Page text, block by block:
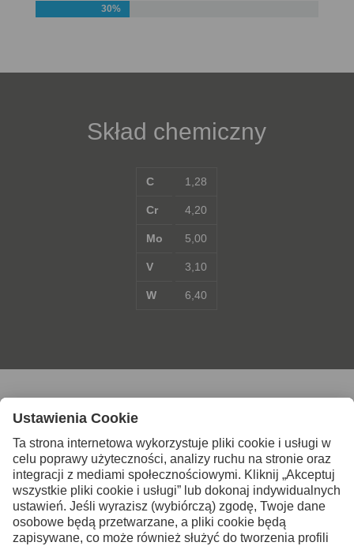
30%
Skład chemiczny
C
Cr
Mo
V
W
1,28
4,20
5,00
3,10
6,40
Skontaktuj się z nami po
więcej informacji
Kontakt